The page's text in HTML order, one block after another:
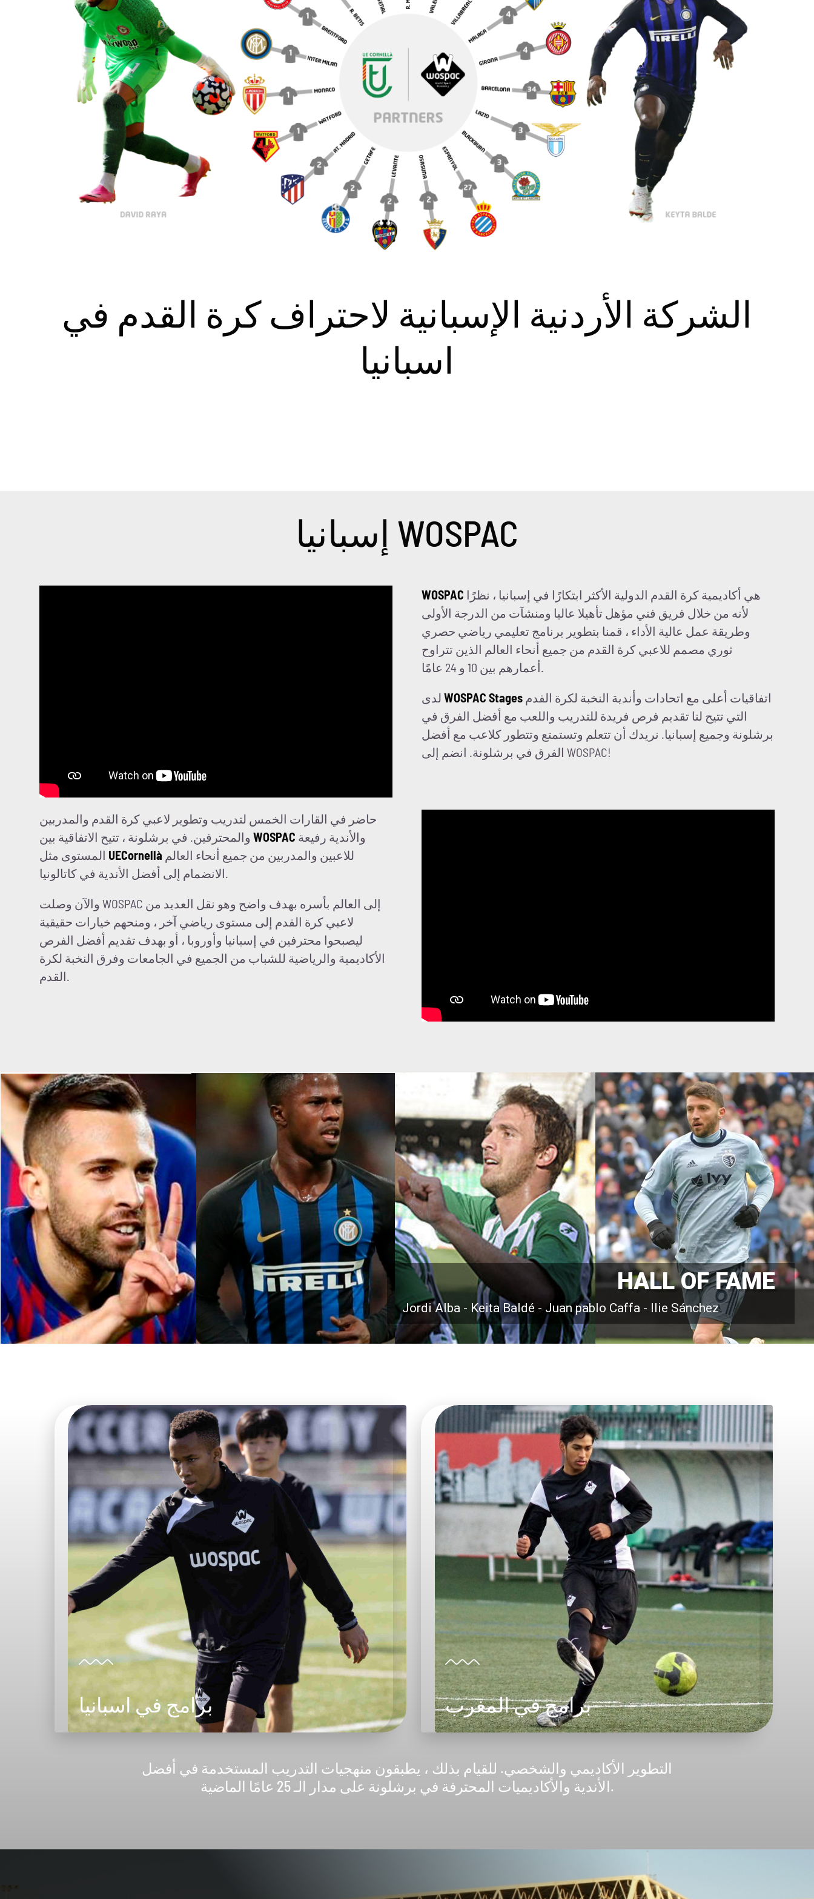
الشركة الأردنية الإسبانية لاحتراف كرة القدم في
اسبانيا
إسبانيا WOSPAC
WOSPAC
لأنه من خلال فريق فني مؤهل تأهيلا عاليا ومنشآت من الدرجة الأولى
وطريقة عمل عالية الأداء ، قمنا بتطوير برنامج تعليمي رياضي حصري
ثوري مصمم للاعبي كرة القدم من جميع أنحاء العالم الذين تتراوح
أعمارهم بين 10 و 24 عامًا.
لدىWOSPAC Stages
التي تتيح لنا تقديم فرص فريدة للتدريب واللعب مع أفضل الفرق في
برشلونة وجميع إسبانيا. نريدك أن تتعلم وتستمتع وتتطور كلاعب مع أفضل
الفرق في برشلونة. انضم إلى WOSPAC!
حاضر في القارات الخمس لتدريب وتطوير لاعبي كرة القدم والمدربين
WOSPAC
UECornellà
الانضمام إلى أفضل الأندية في كاتالونيا.
والآن وصلت WOSPAC إلى العالم بأسره بهدف واضح وهو نقل العديد من
لاعبي كرة القدم إلى مستوى رياضي آخر ، ومنحهم خيارات حقيقية
ليصبحوا محترفين في إسبانيا وأوروبا ، أو بهدف تقديم أفضل الفرص
الأكاديمية والرياضية للشباب من الجميع في الجامعات وفرق النخبة لكرة
القدم.
Jordi Alba - Keita Baldé - Juan pablo Caffa - Ilie Sánchez
HALL OF FAME
برامج في اسبانيا برامج في المغرب
التطوير الأكاديمي والشخصي. للقيام بذلك ، يطبقون منهجيات التدريب المستخدمة في أفضل
الأندية والأكاديميات المحترفة في برشلونة على مدار الـ 25 عامًا الماضية.